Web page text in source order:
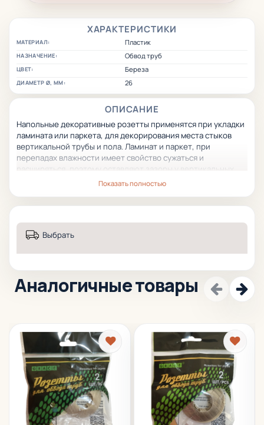
ХАРАКТЕРИСТИКИ
МАТЕРИАЛ: Пластик
НАЗНАЧЕНИЕ: Обвод труб
ЦВЕТ: Береза
ДИАМЕТР Ø, ММ: 26
ОПИСАНИЕ
Напольные декоративные розетты применятся при укладки
ламината или паркета, для декорирования места стыков
вертикальной трубы и пола.Ламинат и паркет, при
перепадах влажности имеет свойство сужаться и
расширяться, поэтому оставляют зазоры у вертикальных
труб, а чтобы их скрыть используют накладки для труб.
Показать полностью
Выбрать
Аналогичные товары